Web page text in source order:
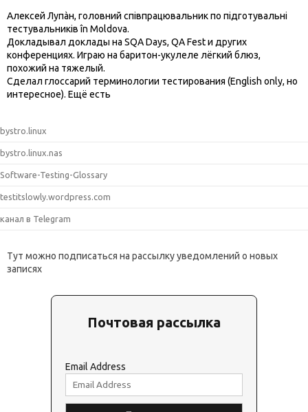
Алексей Лупàн, головний спiвпрацювальник по підготувальні
тестувальників în Moldova.
Докладывал доклады на SQA Days, QA Fest и других
конференциях. Играю на баритон-укулеле лёгкий блюз,
похожий на тяжелый.
Сделал глоссарий терминологии тестирования (English only, но
интересное). Ещё есть
bystro.linux
bystro.linux.nas
Software-Testing-Glossary
testitslowly.wordpress.com
канал в Telegram
Тут можно подписаться на рассылку уведомлений о новых
записях
Почтовая рассылка
Email Address